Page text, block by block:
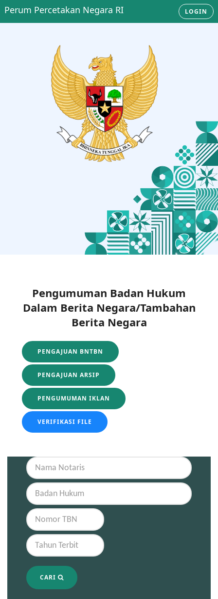
Perum Percetakan Negara RI LOGIN
Pengumuman Badan Hukum
Dalam Berita Negara/Tambahan
Berita Negara
PENGAJUAN BNTBN
PENGAJUAN ARSIP
PENGUMUMAN IKLAN
VERIFIKASI FILE
CARI